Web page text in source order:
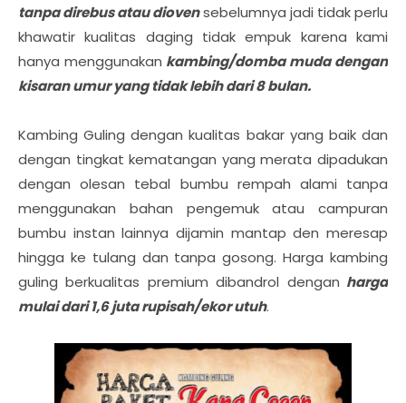
tanpa direbus atau diovensebelumnya jadi tidak perlu
khawatir kualitas daging tidak empuk karena kami
hanya menggunakan kambing/domba muda dengan
kisaran umur yang tidak lebih dari 8 bulan.
Kambing Guling dengan kualitas bakar yang baik dan
dengan tingkat kematangan yang merata dipadukan
dengan olesan tebal bumbu rempah alami tanpa
menggunakan bahan pengemuk atau campuran
bumbu instan lainnya dijamin mantap den meresap
hingga ke tulang dan tanpa gosong. Harga kambing
guling berkualitas premium dibandrol dengan harga
mulai dari 1,6 juta rupisah/ekor utuh.